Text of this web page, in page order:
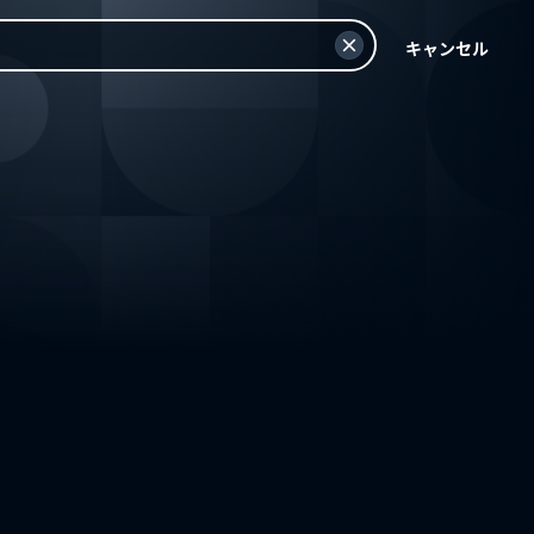
キャンセル